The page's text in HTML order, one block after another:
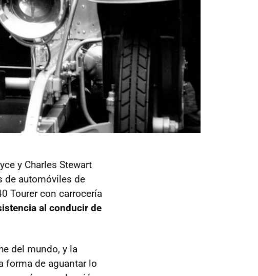
y Charles Stewart
de automóviles de
Tourer con carrocería
al conducir de
del mundo, y la
forma de aguantar lo